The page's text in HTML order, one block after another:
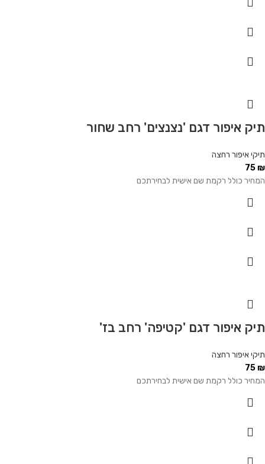
תיק איפור דגם 'נצנצים' רחב שחור
תיקי איפור רחצה
75₪
המחיר כולל רקמת שם אישית לבחירתכם
תיק איפור דגם 'קטיפה' רחב בז'
תיקי איפור רחצה
75₪
המחיר כולל רקמת שם אישית לבחירתכם